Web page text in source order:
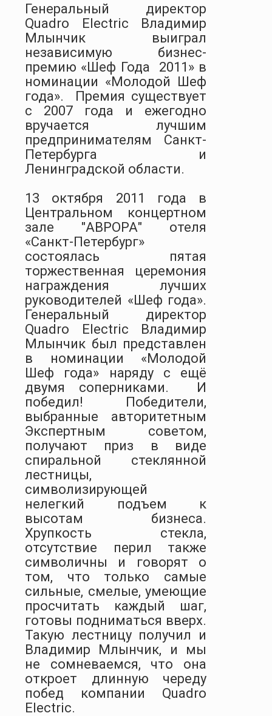
Генеральный директор
Quadro
Electric Владимир
Млынчик выиграл
независимую бизнес-
премию «Шеф Года
2011» в
номинации «Молодой Шеф
года».
Премия существует
с 2007 года и ежегодно
вручается лучшим
предпринимателям Санкт-
Петербурга и
Ленинградской области.
13 октября 2011 года в
Центральном концертном
зале "АВРОРА" отеля
«Санкт-Петербург»
состоялась пятая
торжественная церемония
награждения лучших
руководителей «Шеф года».
Генеральный директор
Quadro
Electric Владимир
Млынчик был представлен
в номинации «Молодой
Шеф года» наряду с ещё
двумя соперниками.
И
победил!
Победители,
выбранные авторитетным
Экспертным советом,
получают приз в виде
спиральной стеклянной
лестницы,
символизирующей
нелегкий подъем к
высотам бизнеса.
Хрупкость стекла,
отсутствие перил также
символичны и говорят о
том, что только самые
сильные, смелые, умеющие
просчитать каждый шаг,
готовы подниматься вверх.
Такую лестницу получил и
Владимир Млынчик, и мы
не сомневаемся, что она
откроет длинную череду
побед компании Quadro
Electric.